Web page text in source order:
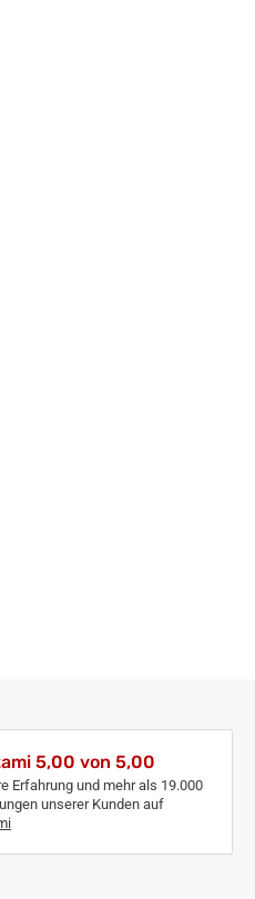
5,00 von 5,00
Erfahrung und mehr als 19.000
unserer Kunden auf